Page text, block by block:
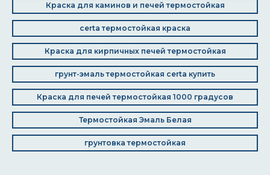
Краска для каминов и печей термостойкая
certa термостойкая краска
Краска для кирпичных печей термостойкая
грунт-эмаль термостойкая certa купить
Краска для печей термостойкая 1000 градусов
Термостойкая Эмаль Белая
грунтовка термостойкая